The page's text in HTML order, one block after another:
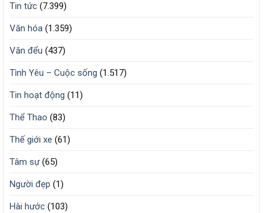
Tin tức (7.399)
Văn hóa (1.359)
Văn đểu (437)
Tình Yêu – Cuộc sống (1.517)
Tin hoạt động (11)
Thể Thao (83)
Thế giới xe (61)
Tâm sự(65)
Người đẹp (1)
Hài hước (103)